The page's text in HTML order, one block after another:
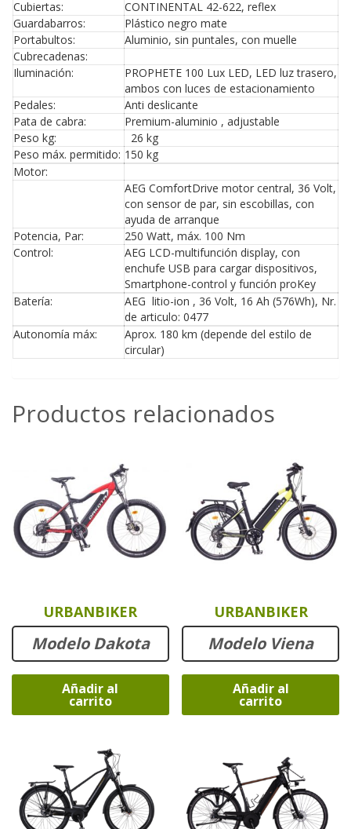
Cubiertas:
CONTINENTAL 42-622, reflex
Guardabarros:
Plástico negro mate
Portabultos:
Aluminio, sin puntales, con muelle
Cubrecadenas:
Iluminación:
PROPHETE 100 Lux LED, LED luz trasero,
ambos con luces de estacionamiento
Pedales:
Anti deslicante
Pata de cabra:
Premium-aluminio , adjustable
Peso kg:
26 kg
Peso máx. permitido: 150 kg
Motor:
AEG ComfortDrive motor central, 36 Volt,
con sensor de par, sin escobillas, con
ayuda de arranque
Potencia, Par:
250 Watt, máx. 100 Nm
Control:
AEG LCD-multifunción display, con
enchufe USB para cargar dispositivos,
Smartphone-control y función proKey
Batería:
AEG litio-ion , 36 Volt, 16 Ah (576Wh), Nr.
de articulo: 0477
Autonomía máx:
Aprox. 180 km (depende del estilo de
circular)
Productos relacionados
URBANBIKER
Modelo Dakota
Añadir al
carrito
URBANBIKER
Modelo Viena
Añadir al
carrito